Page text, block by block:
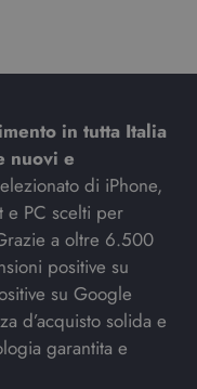
in tutta Italia
nuovi e
di iPhone,
e PC scelti per
a oltre 6.500
positive su
su Google
d’acquisto solida e
garantita e